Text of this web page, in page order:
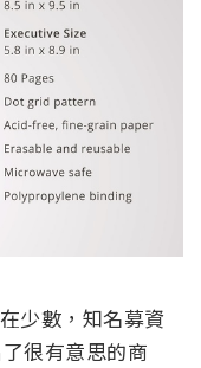
少數，知名募資
很有意思的商